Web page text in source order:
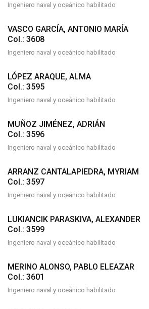
Ingeniero naval y oceánico habilitado
VASCO GARCÍA, ANTONIO MARÍA
Col.: 3608
Ingeniero naval y oceánico habilitado
LÓPEZ ARAQUE, ALMA
Col.: 3595
Ingeniero naval y oceánico habilitado
MUÑOZ JIMÉNEZ, ADRIÁN
Col.: 3596
Ingeniero naval y oceánico habilitado
ARRANZ CANTALAPIEDRA, MYRIAM
Col.: 3597
Ingeniero naval y oceánico habilitado
LUKIANCIK PARASKIVA, ALEXANDER
Col.: 3599
Ingeniero naval y oceánico habilitado
MERINO ALONSO, PABLO ELEAZAR
Col.: 3601
Ingeniero naval y oceánico habilitado